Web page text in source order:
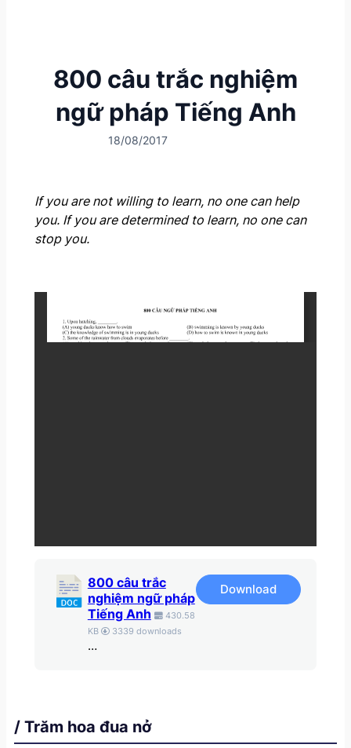
800 câu trắc nghiệm
ngữ pháp Tiếng Anh
18/08/2017
If you are not willing to learn, no one can help
you. If you are determined to learn, no one can
stop you.
800 câu trắc
nghiệm ngữ pháp
Tiếng Anh
430.58
KB
3339 downloads
…
Download
/ Trăm hoa đua nở